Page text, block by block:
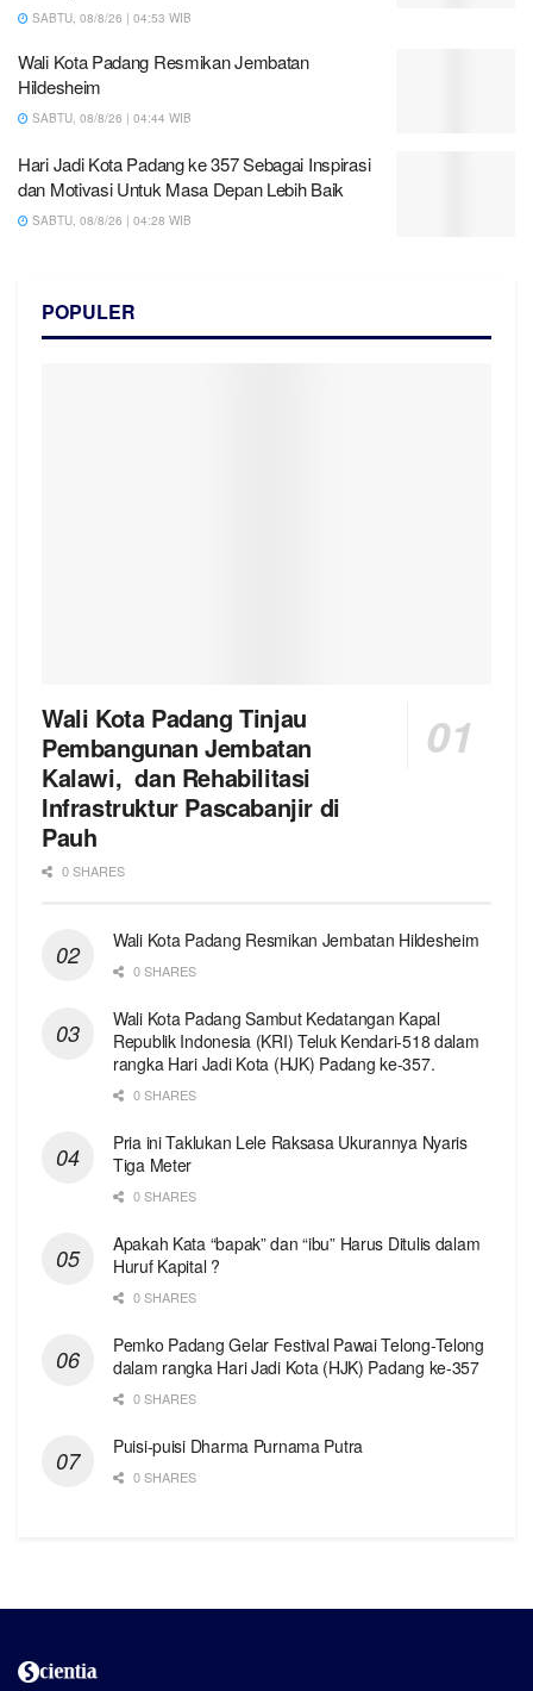
SABTU, 08/8/26 | 04:53 WIB
Wali Kota Padang Resmikan Jembatan
Hildesheim
SABTU, 08/8/26 | 04:44 WIB
Hari Jadi Kota Padang ke 357 Sebagai Inspirasi
dan Motivasi Untuk Masa Depan Lebih Baik
SABTU, 08/8/26 | 04:28 WIB
POPULER
Wali Kota Padang Tinjau
Pembangunan Jembatan
Kalawi, dan Rehabilitasi
Infrastruktur Pascabanjir di
Pauh
0 SHARES
Wali Kota Padang Resmikan Jembatan Hildesheim
0 SHARES
Wali Kota Padang Sambut Kedatangan Kapal
Republik Indonesia (KRI) Teluk Kendari-518 dalam
rangka Hari Jadi Kota (HJK) Padang ke-357.
0 SHARES
Pria ini Taklukan Lele Raksasa Ukurannya Nyaris
Tiga Meter
0 SHARES
Apakah Kata “bapak” dan “ibu” Harus Ditulis dalam
Huruf Kapital ?
0 SHARES
Pemko Padang Gelar Festival Pawai Telong-Telong
dalam rangka Hari Jadi Kota (HJK) Padang ke-357
0 SHARES
Puisi-puisi Dharma Purnama Putra
0 SHARES